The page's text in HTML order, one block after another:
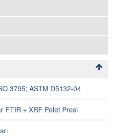
3795; ASTM D5132-04
FTIR + XRF Pelet Presi